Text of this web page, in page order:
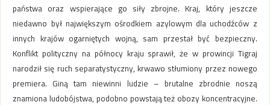
państwa oraz wspierające go siły zbrojne. Kraj, który jeszcze
niedawno był największym ośrodkiem azylowym dla uchodźców z
innych krajów ogarniętych wojną, sam przestał być bezpieczny.
Konflikt polityczny na północy kraju sprawił, że w prowincji Tigraj
narodził się ruch separatystyczny, krwawo stłumiony przez nowego
premiera. Giną tam niewinni ludzie – brutalne zbrodnie noszą
znamiona ludobójstwa, podobno powstają też obozy koncentracyjne.